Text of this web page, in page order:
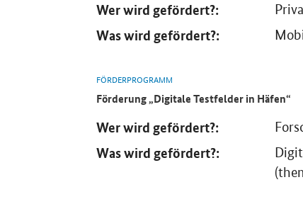
Wer wird gefördert?:
Was wird gefördert?:
FÖRDERPROGRAMM
Förderung„Digitale Testfelder in Häfen“
Wer wird gefördert?:
Was wird gefördert?: